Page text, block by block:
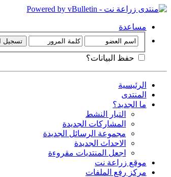
مساعدة
حفظ البيانات؟
الرئيسية
المنتدى
ما الجديد؟
التيار النشط
المشاركات الجديدة
مجموعة الرسائل الجديدة
الاحداث الجديدة
اجعل المنتديات مقروءة
موقع زراعة نت
مركز رفع الملفات